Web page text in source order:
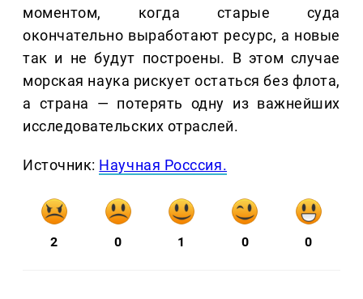
моментом, когда старые суда
окончательно выработают ресурс, а новые
так и не будут построены. В этом случае
морская наука рискует остаться без флота,
а страна — потерять одну из важнейших
исследовательских отраслей.
Источник: Научная Росссия.
2 0 1 0 0